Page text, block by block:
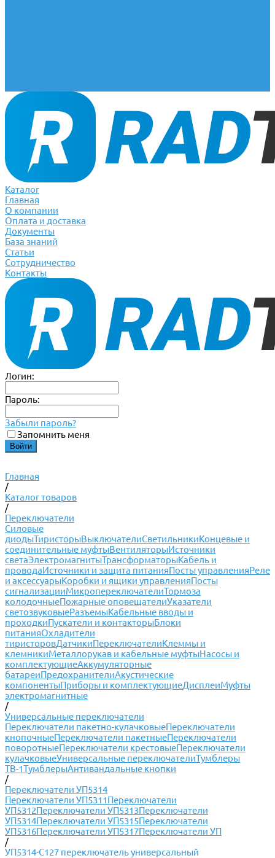
Каталог
Главная
О компании
Оплата и доставка
Документы
База знаний
Статьи
Сотрудничество
Контакты
Логин:
Пароль:
Забыли пароль?
Запомнить меня
Главная
/
Каталог товаров
/
Переключатели
Силовые
диодыТиристорыВыключателиСветильникиКонцевые и
соединительные муфтыВентиляторыИсточники
светаЭлектромагнитыТрансформаторыКабель и
проводаИсточники и защита питанияПосты управленияРеле
и аксессуарыКоробки и ящики управленияПосты
сигнализацииМикропереключателиТормоза
колодочныеПожарные оповещателиУказатели
светозвуковыеРазъемыКабельные вводы и
проходкиПускатели и контакторыБлоки
питанияОхладители
тиристоровДатчикиПереключателиКлеммы и
клемникиМеталлорукав и кабельные муфтыНасосы и
комплектующиеАккумуляторные
батареиПредохранителиАкустические
компонентыПриборы и комплектующиеДисплеиМуфты
электромагнитные
/
Универсальные переключатели
Переключатели пакетно-кулачковыеПереключатели
кнопочныеПереключатели пакетныеПереключатели
поворотныеПереключатели крестовыеПереключатели
кулачковыеУниверсальные переключателиТумблеры
ТВ-1ТумблерыАнтивандальные кнопки
/
Переключатели УП5314
Переключатели УП5311Переключатели
УП5312Переключатели УП5313Переключатели
УП5314Переключатели УП5315Переключатели
УП5316Переключатели УП5317Переключатели УП
/
УП5314-С127 переключатель универсальный